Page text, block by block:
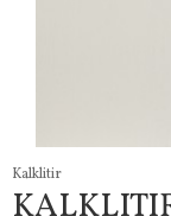
Kalklitir